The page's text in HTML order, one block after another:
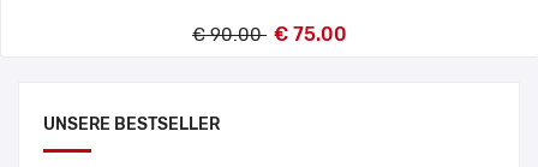
UNSERE BESTSELLER
€ 90.00 € 75.00